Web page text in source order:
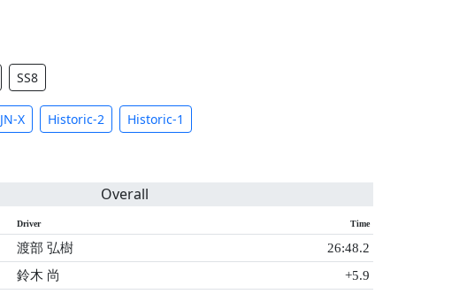
SS8
JN-X Historic-2 Historic-1
Overall
Driver Time
渡部 弘樹
26:48.2
鈴木 尚
+5.9